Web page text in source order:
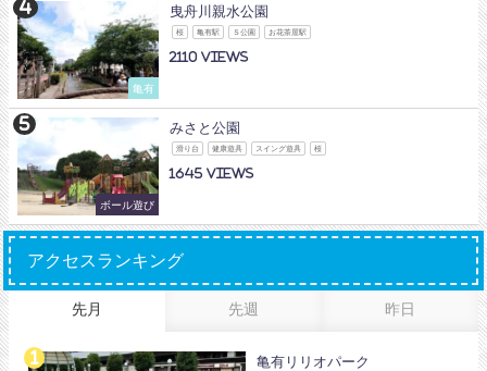
亀有
曳舟川親水公園
桜 亀有駅 Ｓ公園 お花茶屋駅
2110
ボール遊び
みさと公園
滑り台 健康遊具 スイング遊具 桜
1645
アクセスランキング
先月 先週 昨日
亀有リリオパーク